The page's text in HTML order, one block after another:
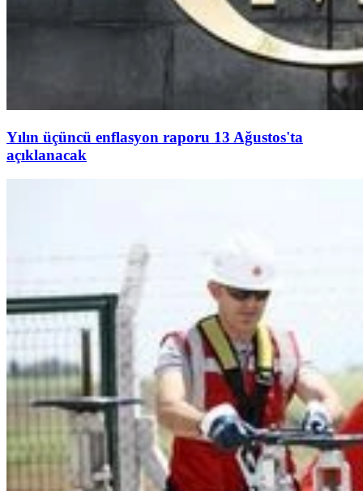
Yılın üçüncü enflasyon raporu 13 Ağustos'ta
açıklanacak